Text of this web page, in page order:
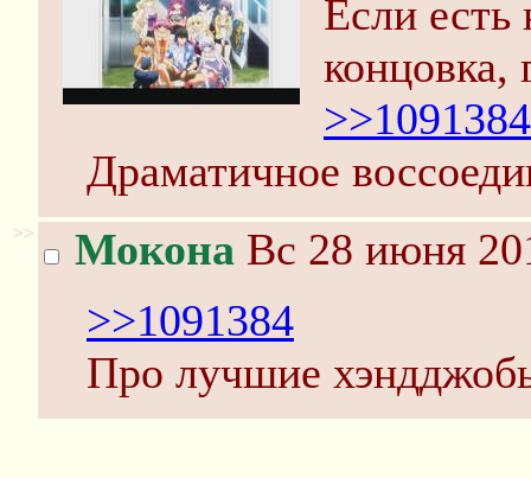
Если есть
концовка,
>>1091384
Драматичное
>> Мокона Вс 28 июня
>>1091384
Про лучшие